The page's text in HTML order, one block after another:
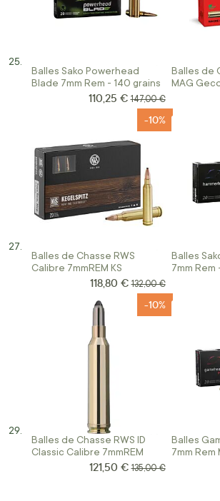
Balles Sako Powerhead
Blade 7mm Rem - 140 grains
Prix Spécial
110,25 € Prix normal
147,00 €
Balles de
MAG
Balles de Chasse RWS
Calibre 7mmREM KS
-10%
Prix Spécial
118,80 € Prix normal
132,00 €
Balles
7mm Rem
Balles de Chasse RWS ID
Classic Calibre 7mmREM
-10%
Prix Spécial
121,50 € Prix normal
135,00 €
Balles
7mm Rem